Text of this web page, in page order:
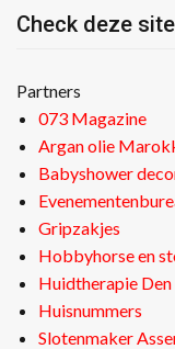
Check deze
Partners
073 Magazine
Argan olie
Babyshower
Gripzakjes
Hobbyhorse en
Huidtherapie
Huisnummers
Slotenmaker